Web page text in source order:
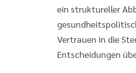
ein struktureller
Vertrauen in die
Entscheidungen